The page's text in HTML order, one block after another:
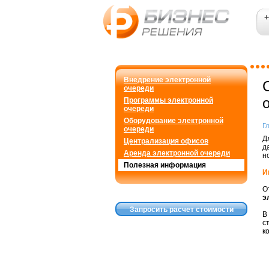
Внедрение электронной
очереди
Программы электронной
очереди
Оборудование электронной
очереди
Централизация офисов
Аренда электронной очереди
Полезная информация
Запросить расчет стоимости
В